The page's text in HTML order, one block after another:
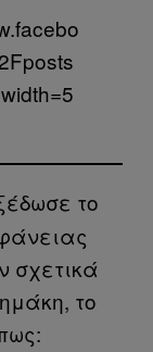
το
σχετικά
το